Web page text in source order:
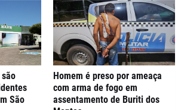
São
Homem é preso por ameaça
com arma de fogo em
assentamento de Buriti dos